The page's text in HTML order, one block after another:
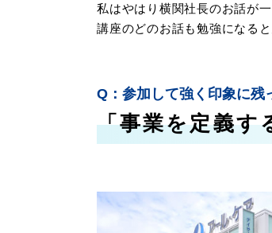
私はやはり横関社長のお話が
講座のどのお話も勉強になると
参加して強く印象に残
「事業を定義す